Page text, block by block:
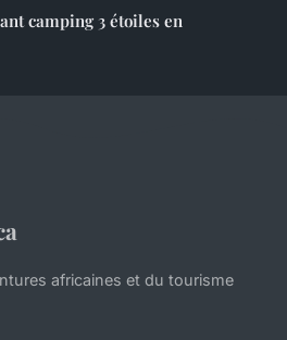
camping 3 étoiles en
africaines et du tourisme